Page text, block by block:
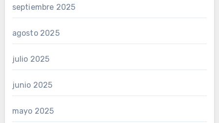
septiembre 2025
agosto 2025
julio 2025
junio 2025
mayo 2025